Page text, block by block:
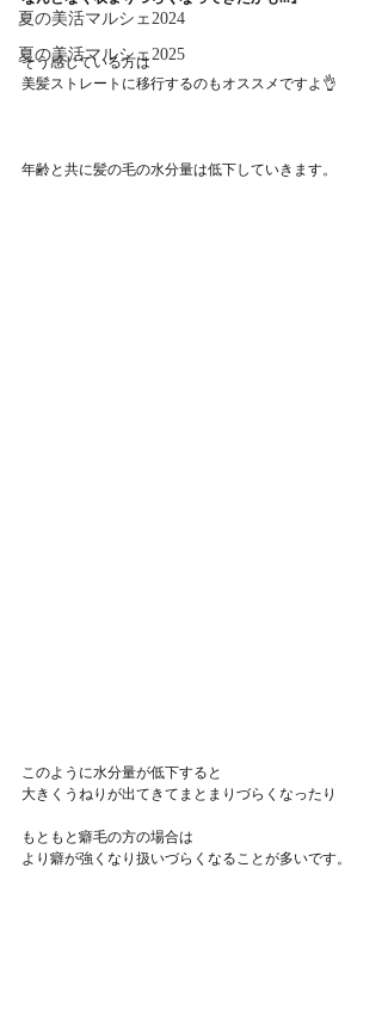
夏の美活マルシェ2024
夏の美活マルシェ2025
そう感じている方は
美髪ストレートに移行するのもオススメですよ👌
年齢と共に髪の毛の水分量は低下していきます。
このように水分量が低下すると
大きくうねりが出てきてまとまりづらくなったり
もともと癖毛の方の場合は
より癖が強くなり扱いづらくなることが多いです。